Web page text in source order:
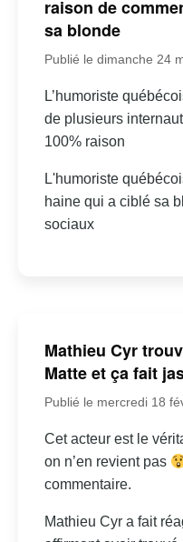
raison de
sa blonde
Publié le dimanche 24
L’humoriste
de plusieurs
100% raison
L'humoriste
haine qui a ciblé sa
sociaux
Mathieu Cyr
Matte et ça fait
Publié le mercredi 18
Cet acteur est le
on n’en revient pas
commentaire.
Mathieu Cyr a fait